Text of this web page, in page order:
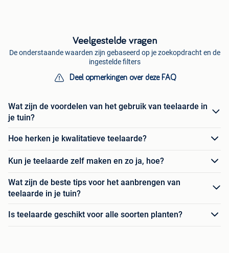
Veelgestelde vragen
De onderstaande waarden zijn gebaseerd op je zoekopdracht en de
ingestelde filters
Deel opmerkingen over deze FAQ
Wat zijn de voordelen van het gebruik van teelaarde in
je tuin?
Hoe herken je kwalitatieve teelaarde?
Kun je teelaarde zelf maken en zo ja, hoe?
Wat zijn de beste tips voor het aanbrengen van
teelaarde in je tuin?
Is teelaarde geschikt voor alle soorten planten?